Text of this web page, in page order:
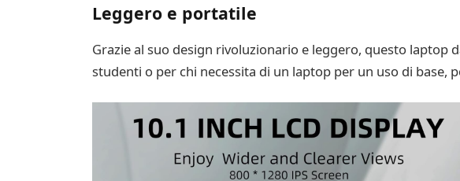
Leggero e portatile
Grazie al suo design rivoluzionario e leggero, questo
studenti o per chi necessita di un laptop per un uso di